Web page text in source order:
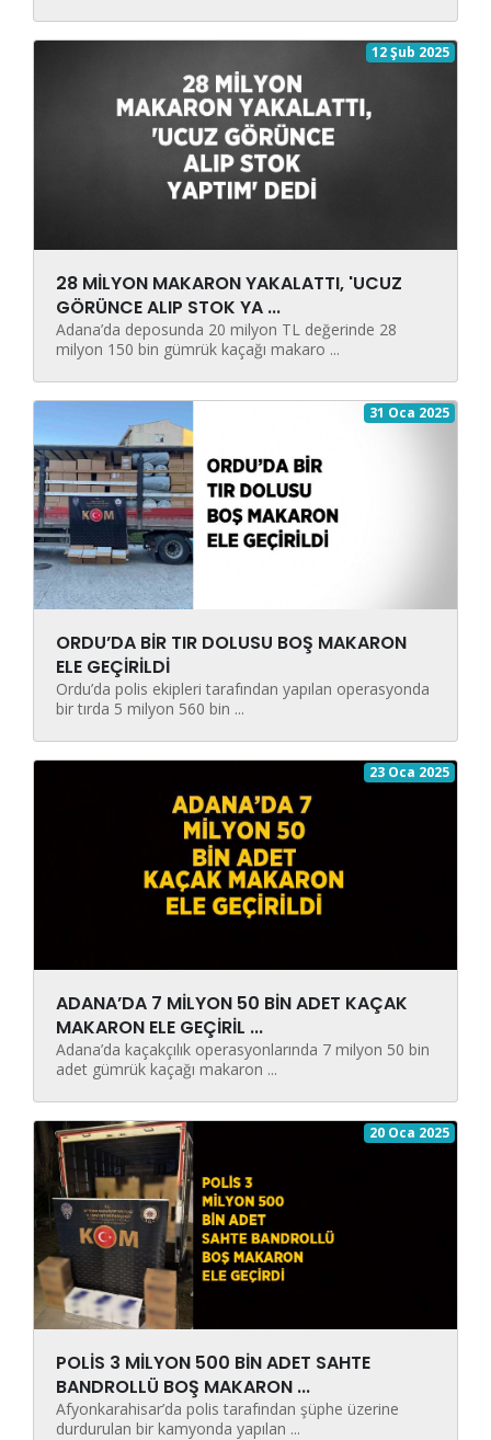
12 Şub 2025
28 MİLYON MAKARON YAKALATTI, 'UCUZ
GÖRÜNCE ALIP STOK YA ...
Adana’da deposunda 20 milyon TL değerinde 28
milyon 150 bin gümrük kaçağı makaro ...
31 Oca 2025
ORDU’DA BİR TIR DOLUSU BOŞ MAKARON
ELE GEÇİRİLDİ
Ordu’da polis ekipleri tarafından yapılan operasyonda
bir tırda 5 milyon 560 bin ...
23 Oca 2025
ADANA’DA 7 MİLYON 50 BİN ADET KAÇAK
MAKARON ELE GEÇİRİL ...
Adana’da kaçakçılık operasyonlarında 7 milyon 50 bin
adet gümrük kaçağı makaron ...
20 Oca 2025
POLİS 3 MİLYON 500 BİN ADET SAHTE
BANDROLLÜ BOŞ MAKARON ...
Afyonkarahisar’da polis tarafından şüphe üzerine
durdurulan bir kamyonda yapılan ...